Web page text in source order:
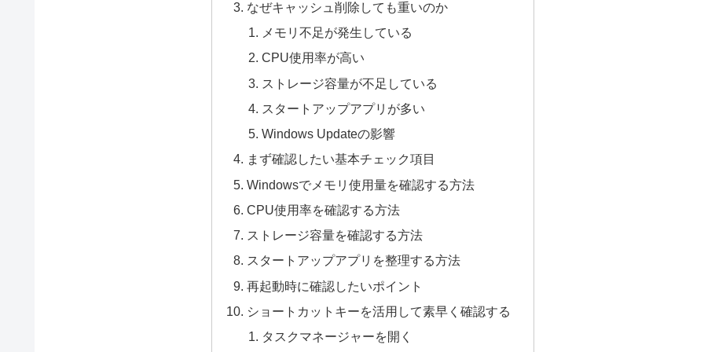
なぜキャッシュ削除しても重いのか
メモリ不足が発生している
CPU使用率が高い
ストレージ容量が不足している
スタートアップアプリが多い
Windows Updateの影響
まず確認したい基本チェック項目
Windowsでメモリ使用量を確認する方法
CPU使用率を確認する方法
ストレージ容量を確認する方法
スタートアップアプリを整理する方法
再起動時に確認したいポイント
ショートカットキーを活用して素早く確認する
タスクマネージャーを開く